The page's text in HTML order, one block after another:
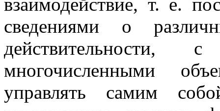
сведениями о
многочисленными
управлять самим